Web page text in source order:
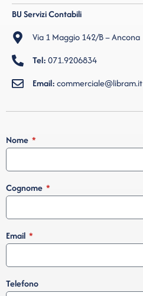
BU Servizi Contabili
Via 1 Maggio 142/B – Ancona
Tel:071.9206834
Email:commerciale@libram.it
Nome
Cognome
Email
Telefono